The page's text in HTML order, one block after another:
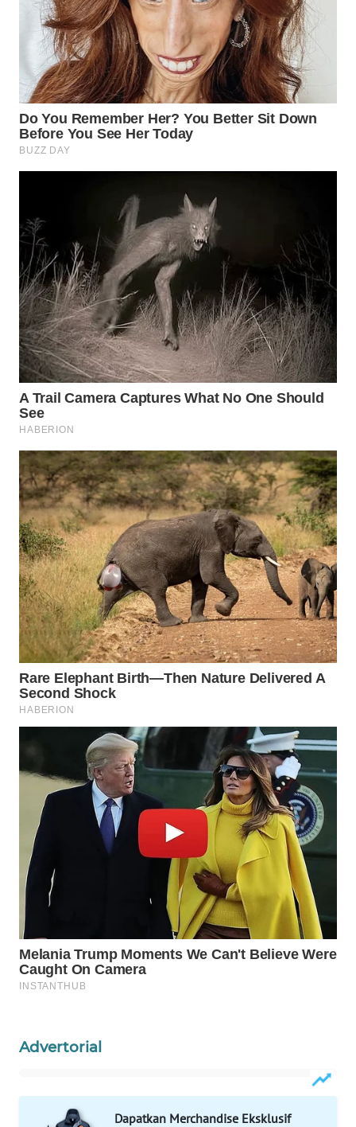
Advertorial
Dapatkan Merchandise Eksklusif
WN
SOLO
WN
BOROBUDUR
WN
MADURA
WN
NATUNA
WN
BINTAN
WN
MANDALIKA
WN
WN
LABUANBAJO
WN
BORNEO
Wahana
Media
Group
WAHANA
NEWS
WAHANA
WAHANA
ADVOKAT
WAHANA
WAHANA
LISTRIK
TRAVEL
TV